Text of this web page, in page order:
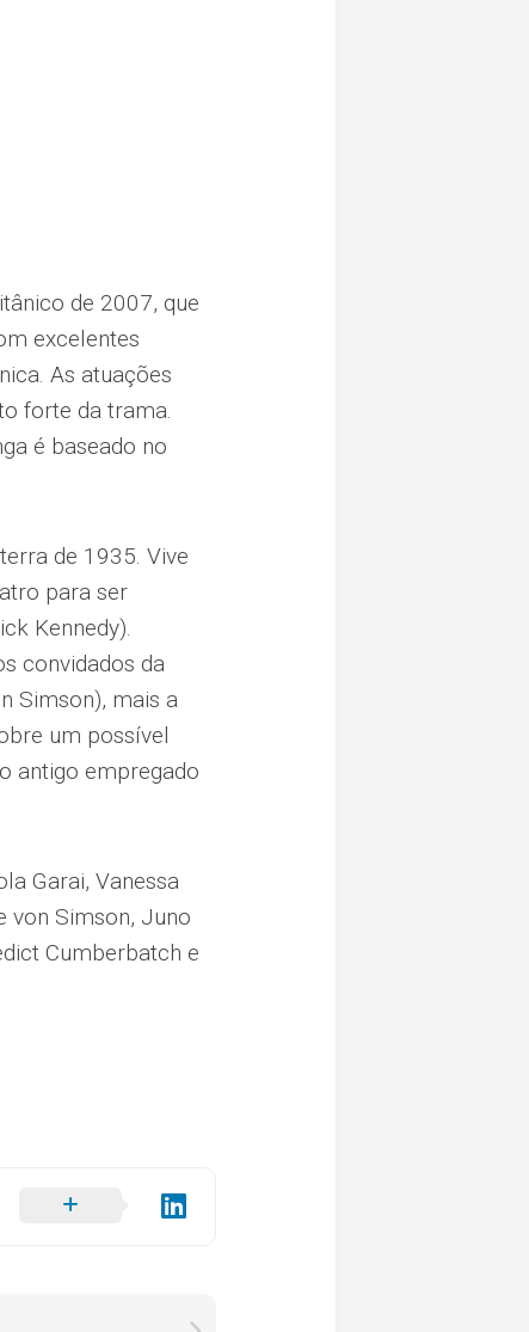
de 2007, que
excelentes
As atuações
forte da trama.
é baseado no
de 1935. Vive
para ser
Kennedy).
convidados da
Simson), mais a
um possível
antigo empregado
Garai, Vanessa
von Simson, Juno
Cumberbatch e